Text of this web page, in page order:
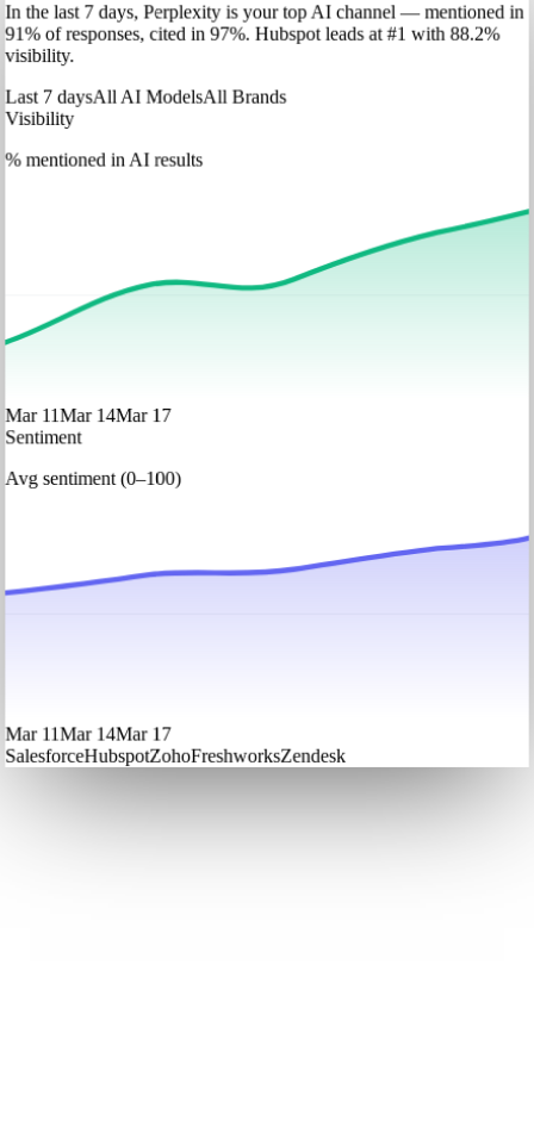
Inthe last 7 days, Perplexityis your top AI channel — mentioned in
91% of responses, cited in 97%. Hubspotleads at #1 with 88.2%
visibility.
Last 7 daysAll AI ModelsAll Brands
Visibility
% mentioned in AI results
Mar 11Mar 14Mar 17
Sentiment
Avg sentiment (0–100)
Mar 11Mar 14Mar 17
SalesforceHubspotZohoFreshworksZendesk